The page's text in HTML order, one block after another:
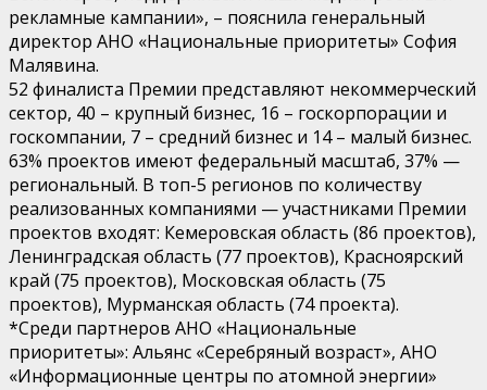
рекламные кампании», – пояснила генеральный
директор АНО «Национальные приоритеты» София
Малявина.
52 финалиста Премии представляют некоммерческий
сектор, 40 – крупный бизнес, 16 – госкорпорации и
госкомпании, 7 – средний бизнес и 14 – малый бизнес.
63% проектов имеют федеральный масштаб, 37% —
региональный. В топ-5 регионов по количеству
реализованных компаниями — участниками Премии
проектов входят: Кемеровская область (86 проектов),
Ленинградская область (77 проектов), Красноярский
край (75 проектов), Московская область (75
проектов), Мурманская область (74 проекта).
*Среди партнеров АНО «Национальные
приоритеты»: Альянс «Серебряный возраст», АНО
«Информационные центры по атомной энергии»